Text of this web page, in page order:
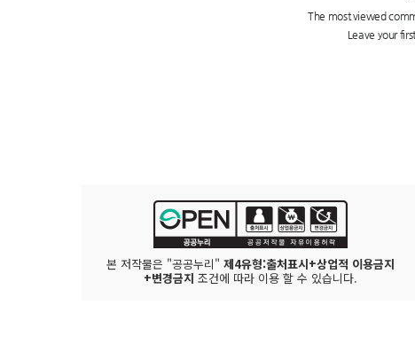
본 저작물은 "공공누리" 제4유형:출처표시+상업적 이용금지
+변경금지 조건에 따라 이용 할 수 있습니다.